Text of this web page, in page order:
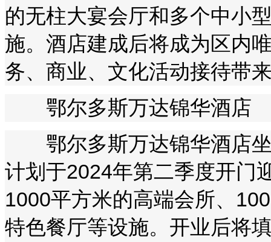
的无柱大宴会厅和多个中小
施。酒店建成后将成为区内
务、商业、文化活动接待带
鄂尔多斯万达锦华酒店
鄂尔多斯万达锦华酒店坐
计划于2024年第二季度开门
1000平方米的高端会所、
特色餐厅等设施。开业后将